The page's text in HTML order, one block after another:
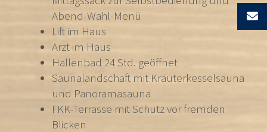
Abend-Wahl-Menü
Lift im Haus
Arzt im Haus
Hallenbad 24 Std. geöffnet
Saunalandschaft mit Kräuterkesselsauna
und Panoramasauna
FKK-Terrasse mit Schutz vor fremden
Blicken